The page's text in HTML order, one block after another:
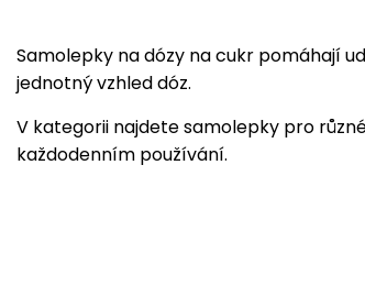
Samolepky na dózy na cukr pomáhají
jednotný vzhled dóz.
V kategorii najdete samolepky pro
každodenním používání.